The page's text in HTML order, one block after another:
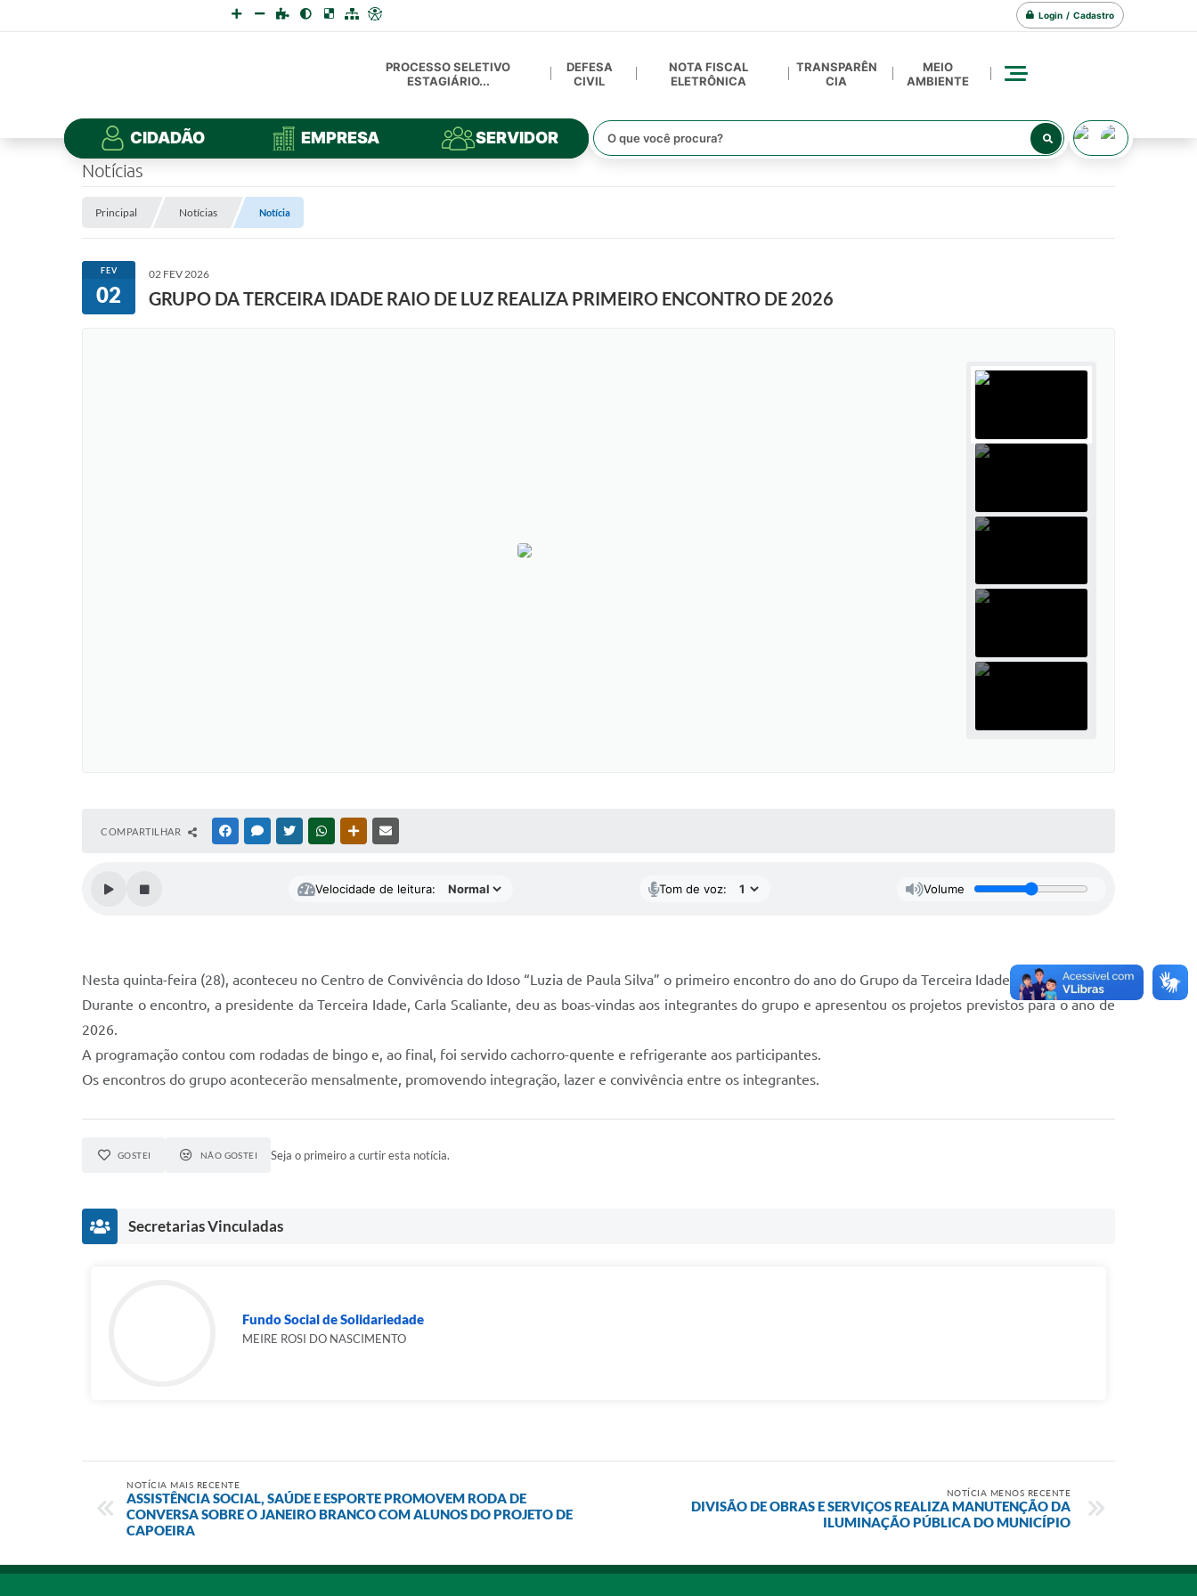
Login / Cadastro
PROCESSO SELETIVO
ESTAGIÁRIO...
DEFESA
CIVIL
NOTA FISCAL
ELETRÔNICA
TRANSPARÊN
CIA
MEIO
AMBIENTE
CIDADÃO EMPRESA SERVIDOR
Notícias
Principal Notícias Notícia
FEV
02
02 FEV 2026
GRUPO DA TERCEIRA IDADE RAIO DE LUZ REALIZA PRIMEIRO ENCONTRO DE 2026
COMPARTILHAR FACEBOOKMESSENGER
TWITTERWHATSAPPOUTRAS MÍDIAS
Velocidade de leitura: Tom de voz: Volume
Nesta quinta-feira (28), aconteceu no Centro de Convivência do Idoso “Luzia de Paula Silva” o primeiro encontro do ano do Grupo da Terceira Idade Raio de Luz.
Durante o encontro, a presidente da Terceira Idade, Carla Scaliante, deu as boas-vindas aos integrantes do grupo e apresentou os projetos previstos para o ano de
2026.
A programação contou com rodadas de bingo e, ao final, foi servido cachorro-quente e refrigerante aos participantes.
Os encontros do grupo acontecerão mensalmente, promovendo integração, lazer e convivência entre os integrantes.
GOSTEI NÃO GOSTEI Seja o primeiro a curtir esta notícia.
Secretarias Vinculadas
Fundo Social de Solidariedade
MEIRE ROSI DO NASCIMENTO
NOTÍCIA MAIS RECENTE
ASSISTÊNCIA SOCIAL, SAÚDE E ESPORTE PROMOVEM RODA DE
CONVERSA SOBRE O JANEIRO BRANCO COM ALUNOS DO PROJETO DE
CAPOEIRA
NOTÍCIA MENOS RECENTE
DIVISÃO DE OBRAS E SERVIÇOS REALIZA MANUTENÇÃO DA
ILUMINAÇÃO PÚBLICA DO MUNICÍPIO